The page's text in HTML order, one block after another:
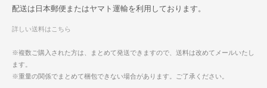
配送は日本郵便またはヤマト運輸を利用しております。
詳しい送料はこちら
※複数ご購入された方は、まとめて発送できますので、送料は改めてメールいたし
ます。
※重量の関係でまとめて梱包できない場合があります。ご了承ください。